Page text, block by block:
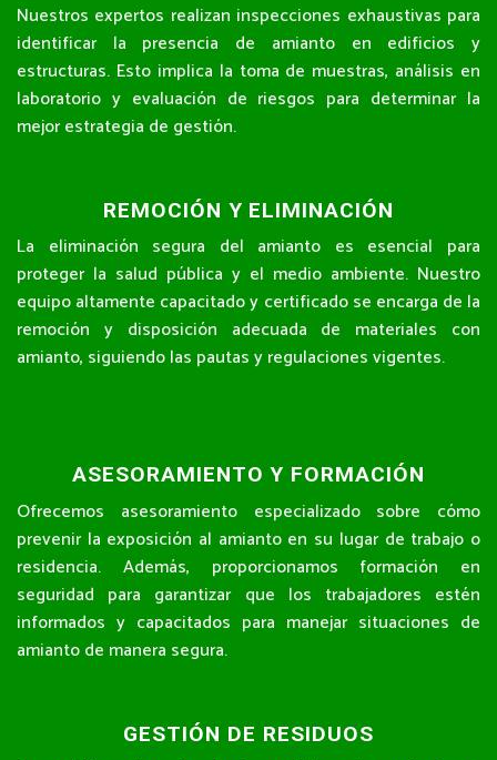
Nuestros expertos realizan inspecciones exhaustivas para
identificar la presencia de amianto en edificios y
estructuras. Esto implica la toma de muestras, análisis en
laboratorio y evaluación de riesgos para determinar la
mejor estrategia de gestión.
REMOCIÓN Y ELIMINACIÓN
La eliminación segura del amianto es esencial para
proteger la salud pública y el medio ambiente. Nuestro
equipo altamente capacitado y certificado se encarga de la
remoción y disposición adecuada de materiales con
amianto, siguiendo las pautas y regulaciones vigentes.
ASESORAMIENTO Y FORMACIÓN
Ofrecemos asesoramiento especializado sobre cómo
prevenir la exposición al amianto en su lugar de trabajo o
residencia. Además, proporcionamos formación en
seguridad para garantizar que los trabajadores estén
informados y capacitados para manejar situaciones de
amianto de manera segura.
GESTIÓN DE RESIDUOS